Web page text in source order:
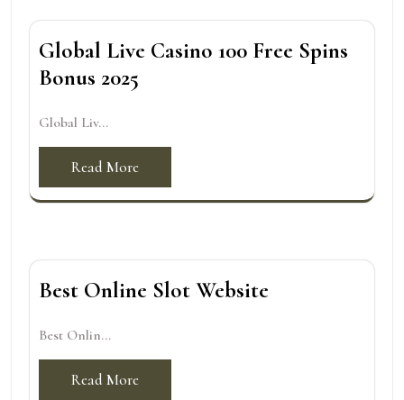
Global Live Casino 100 Free Spins
Bonus 2025
Global Liv...
Read More
Best Online Slot Website
Best Onlin...
Read More